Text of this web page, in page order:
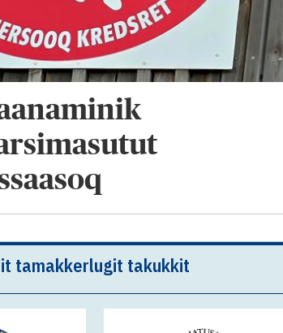
tamakkerlugit takukkit